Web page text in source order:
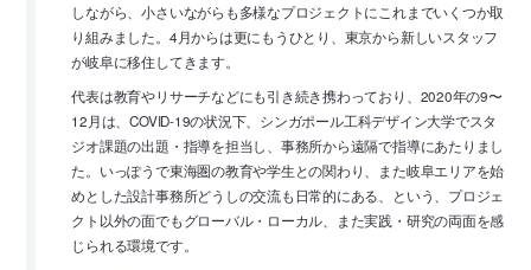
しながら、小さいながらも多様なプロジェクトにこれまでいくつか取
り組みました。4月からは更にもうひとり、東京から新しいスタッフ
が岐阜に移住してきます。
代表は教育やリサーチなどにも引き続き携わっており、2020年の9〜
12月は、COVID-19の状況下、シンガポール工科デザイン大学でスタ
ジオ課題の出題・指導を担当し、事務所から遠隔で指導にあたりまし
た。いっぽうで東海圏の教育や学生との関わり、また岐阜エリアを始
めとした設計事務所どうしの交流も日常的にある、という、プロジェ
クト以外の面でもグローバル・ローカル、また実践・研究の両面を感
じられる環境です。